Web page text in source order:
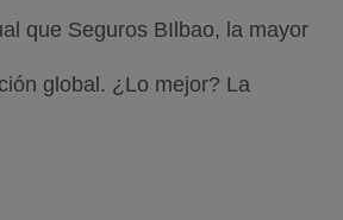
que Seguros BIlbao, la mayor
global. ¿Lo mejor? La